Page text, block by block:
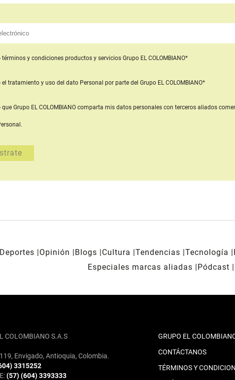
términos y condiciones productos y servicios Grupo EL COLOMBIANO*
el tratamiento y uso del dato Personal por parte del Grupo EL COLOMBIANO*
Grupo EL COLOMBIANO comparta mis datos personales con terceros aliados
Deportes Opinión Blogs Cultura Tendencias Tecnología
Especiales marcas aliadas
Pódcast
COLOMBIANO S.A.S
Envigado, Antioquia, Colombia.
3315252
(57) (604) 3393333
GRUPO EL
CONTÁCTANOS
TÉRMINOS Y